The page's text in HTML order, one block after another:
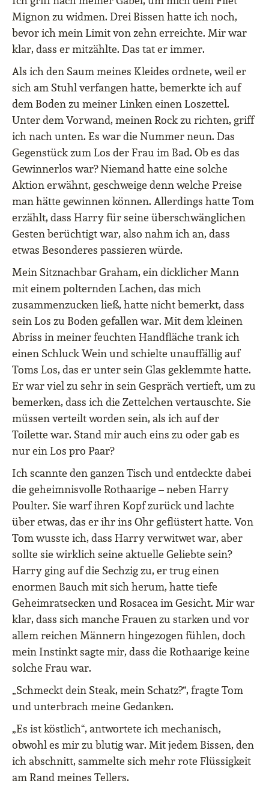
Mignon zu widmen. Drei Bissen hatte ich noch,
bevor ich mein Limit von zehn erreichte. Mir war
klar, dass er mitzählte. Das tat er immer.
Als ich den Saum meines Kleides ordnete, weil er
sich am Stuhl verfangen hatte, bemerkte ich auf
dem Boden zu meiner Linken einen Loszettel.
Unter dem Vorwand, meinen Rock zu richten, griff
ich nach unten. Es war die Nummer neun. Das
Gegenstück zum Los der Frau im Bad. Ob es das
Gewinnerlos war? Niemand hatte eine solche
Aktion erwähnt, geschweige denn welche Preise
man hätte gewinnen können. Allerdings hatte Tom
erzählt, dass Harry für seine überschwänglichen
Gesten berüchtigt war, also nahm ich an, dass
etwas Besonderes passieren würde.
Mein Sitznachbar Graham, ein dicklicher Mann
mit einem polternden Lachen, das mich
zusammenzucken ließ, hatte nicht bemerkt, dass
sein Los zu Boden gefallen war. Mit dem kleinen
Abriss in meiner feuchten Handfläche trank ich
einen Schluck Wein und schielte unauffällig auf
Toms Los, das er unter sein Glas geklemmte hatte.
Er war viel zu sehr in sein Gespräch vertieft, um zu
bemerken, dass ich die Zettelchen vertauschte. Sie
müssen verteilt worden sein, als ich auf der
Toilette war. Stand mir auch eins zu oder gab es
nur ein Los pro Paar?
Ich scannte den ganzen Tisch und entdeckte dabei
die geheimnisvolle Rothaarige – neben Harry
Poulter. Sie warf ihren Kopf zurück und lachte
über etwas, das er ihr ins Ohr geflüstert hatte. Von
Tom wusste ich, dass Harry verwitwet war, aber
sollte sie wirklich seine aktuelle Geliebte sein?
Harry ging auf die Sechzig zu, er trug einen
enormen Bauch mit sich herum, hatte tiefe
Geheimratsecken und Rosacea im Gesicht. Mir war
klar, dass sich manche Frauen zu starken und vor
allem reichen Männern hingezogen fühlen, doch
mein Instinkt sagte mir, dass die Rothaarige keine
solche Frau war.
„Schmeckt dein Steak, mein Schatz?“, fragte Tom
und unterbrach meine Gedanken.
„Es ist köstlich“, antwortete ich mechanisch,
obwohl es mir zu blutig war. Mit jedem Bissen, den
ich abschnitt, sammelte sich mehr rote Flüssigkeit
am Rand meines Tellers.